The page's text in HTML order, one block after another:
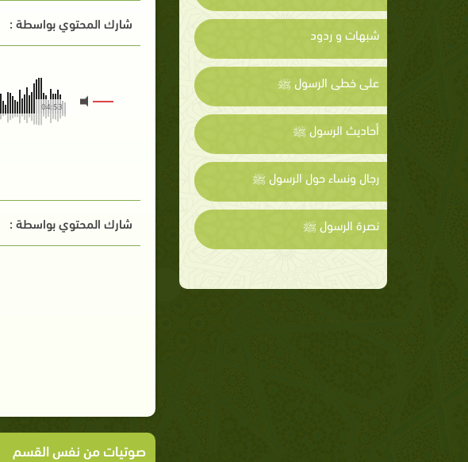
شبهات و ردود
على خطى الرسول ﷺ
أحاديث الرسول ﷺ
رجال ونساء حول الرسول ﷺ
نصرة الرسول ﷺ
شارك المحتوي بواسطة :
04:53
شارك المحتوي بواسطة :
صوتيات من نفس القسم